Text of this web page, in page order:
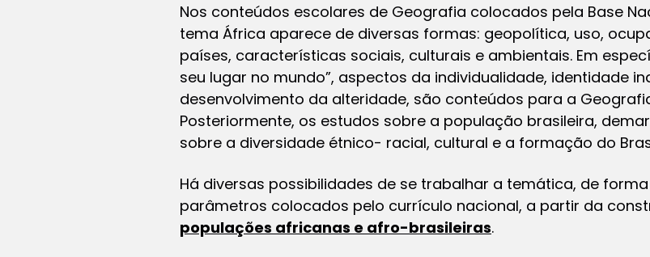
Nos conteúdos escolares de Geografia colocados pela Base
tema África aparece de diversas formas: geopolítica, uso,
países, características sociais, culturais e ambientais. Em
seu lugar no mundo”, aspectos da individualidade, identidade
desenvolvimento da alteridade, são conteúdos para a
Posteriormente, os estudos sobre a população brasileira,
sobre a diversidade étnico- racial, cultural e a formação do
Há diversas possibilidades de se trabalhar a temática, de
parâmetros colocados pelo currículo nacional, a partir da
populações africanas e afro-brasileiras.